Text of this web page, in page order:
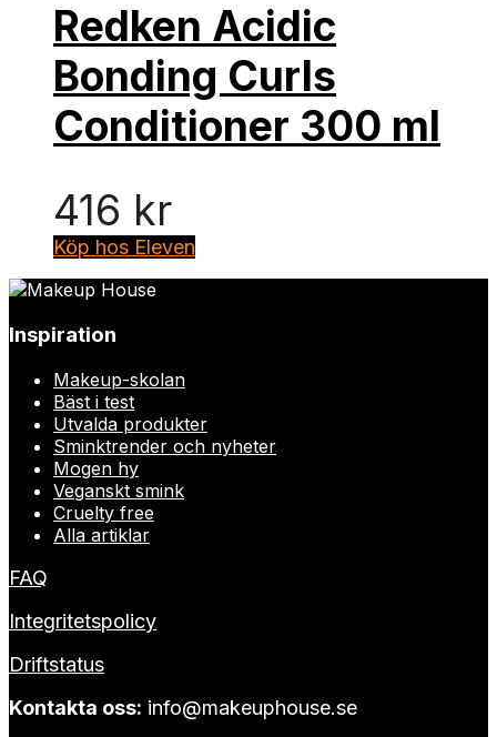
Redken Acidic
Bonding Curls
Conditioner 300 ml
416 kr
Köp hos Eleven
Inspiration
Makeup-skolan
Bäst i test
Utvalda produkter
Sminktrender och nyheter
Mogen hy
Veganskt smink
Cruelty free
Alla artiklar
FAQ
Integritetspolicy
Driftstatus
Kontakta oss: info@makeuphouse.se